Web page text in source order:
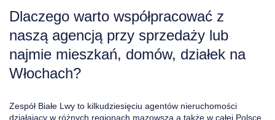
Dlaczego warto współpracować z
naszą agencją przy sprzedaży lub
najmie mieszkań, domów, działek na
Włochach?
Zespół Białe Lwy to kilkudziesięciu agentów nieruchomości
działający w różnych regionach mazowsza a także w całej Polsce.